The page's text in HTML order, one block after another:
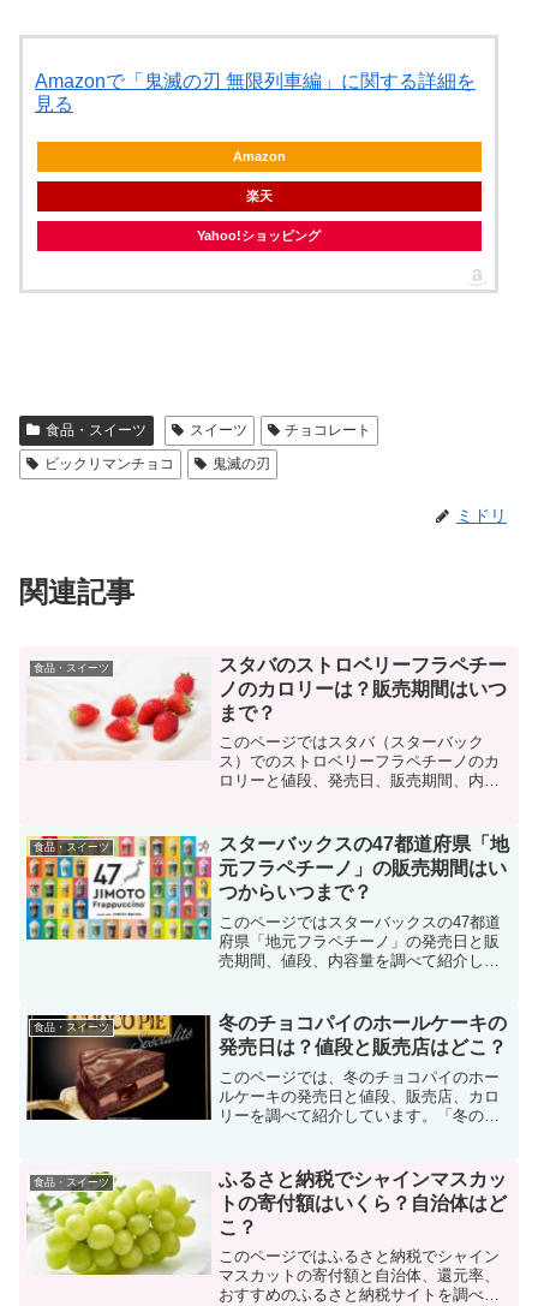
Amazonで「鬼滅の刃 無限列車編」に関する詳細を
見る
Amazon
楽天
Yahoo!ショッピング
食品・スイーツ スイーツ
チョコレート
ビックリマンチョコ
鬼滅の刃
ミドリ
関連記事
食品・スイーツ
スタバのストロベリーフラペチー
ノのカロリーは？販売期間はいつ
まで？
このページではスタバ（スターバック
ス）でのストロベリーフラペチーノのカ
ロリーと値段、発売日、販売期間、内容
されたら早く飲みたい…」と気になる場
合はこちらをチェック。
食品・スイーツ
スターバックスの47都道府県「地
元フラペチーノ」の販売期間はい
つからいつまで？
このページではスターバックスの47都道
府県「地元フラペチーノ」の発売日と販
売期間、値段、内容量を調べて紹介して
気になる場合はこちらをチェック。
食品・スイーツ
冬のチョコパイのホールケーキの
発売日は？値段と販売店はどこ？
このページでは、冬のチョコパイのホー
ルケーキの発売日と値段、販売店、カロ
リーを調べて紹介しています。「冬のチ
場合は、発売日と値段、販売店を書いて
おきますのでチェックしてみてください
ね。
食品・スイーツ
ふるさと納税でシャインマスカッ
トの寄付額はいくら？自治体はど
こ？
このページではふるさと納税でシャイン
マスカットの寄付額と自治体、還元率、
おすすめのふるさと納税サイトを調べて